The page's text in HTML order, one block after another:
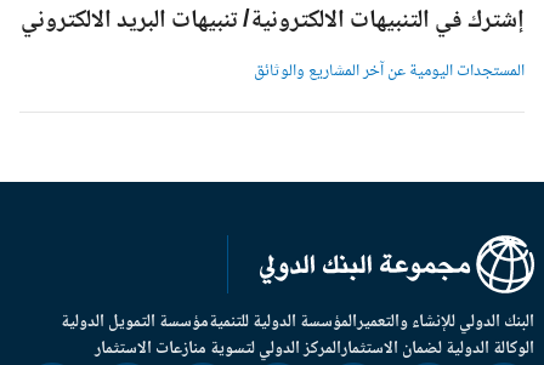
إشترك في التنبيهات الالكترونية/ تنبيهات البريد الالكتروني
المستجدات اليومية عن آخر المشاريع والوثائق
الدولي للإنشاء والتعميرالمؤسسة الدولية للتنميةمؤسسة التمويل الدولية
الدولية لضمان الاستثمارالمركز الدولي لتسوية منازعات الاستثمار